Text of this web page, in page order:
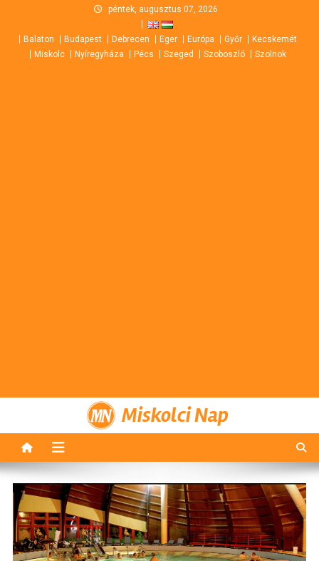
content
péntek, augusztus 07, 2026
Balaton Budapest Debrecen Eger Európa Győr
Kecskemét
Miskolc
Nyíregyháza Pécs Szeged Szoboszló Szolnok
Miskolci Nap